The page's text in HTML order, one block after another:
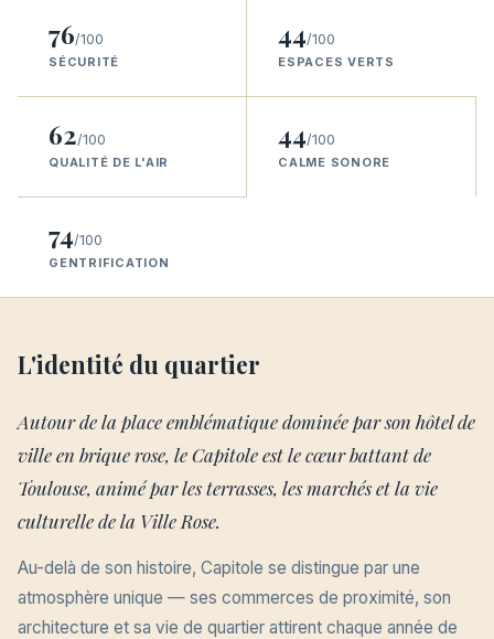
76/100
SÉCURITÉ
44/100
ESPACES VERTS
62/100
QUALITÉ DE L'AIR
44/100
CALME SONORE
74/100
GENTRIFICATION
L'identité du quartier
Autour de la place emblématique dominée par son hôtel de
ville en brique rose, le Capitole est le cœur battant de
Toulouse, animé par les terrasses, les marchés et la vie
culturelle de la Ville Rose.
Au-delà de son histoire, Capitole se distingue par une
atmosphère unique — ses commerces de proximité, son
architecture et sa vie de quartier attirent chaque année de